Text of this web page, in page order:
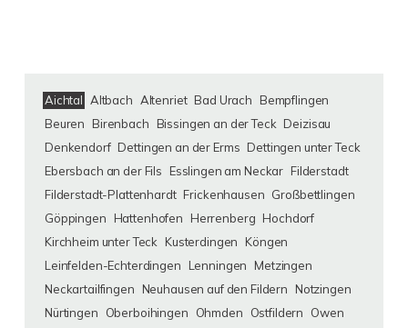
Aichtal Altbach Altenriet Bad Urach
Bempflingen
Beuren
Birenbach Bissingen an der Teck Deizisau
Denkendorf Dettingen an der Erms Dettingen unter Teck
Ebersbach an der Fils
Esslingen am Neckar Filderstadt
Filderstadt-Plattenhardt Frickenhausen Großbettlingen
Göppingen
Hattenhofen Herrenberg Hochdorf
Kirchheim unter Teck
Kusterdingen
Köngen
Leinfelden-Echterdingen
Lenningen
Metzingen
Neckartailfingen
Neuhausen auf den Fildern
Notzingen
Nürtingen
Oberboihingen Ohmden Ostfildern
Owen